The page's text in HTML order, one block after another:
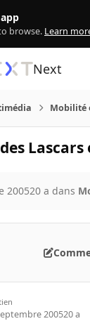
browse. Learn
Next
Mobilité
Lascars
200520 a dans
200520 a